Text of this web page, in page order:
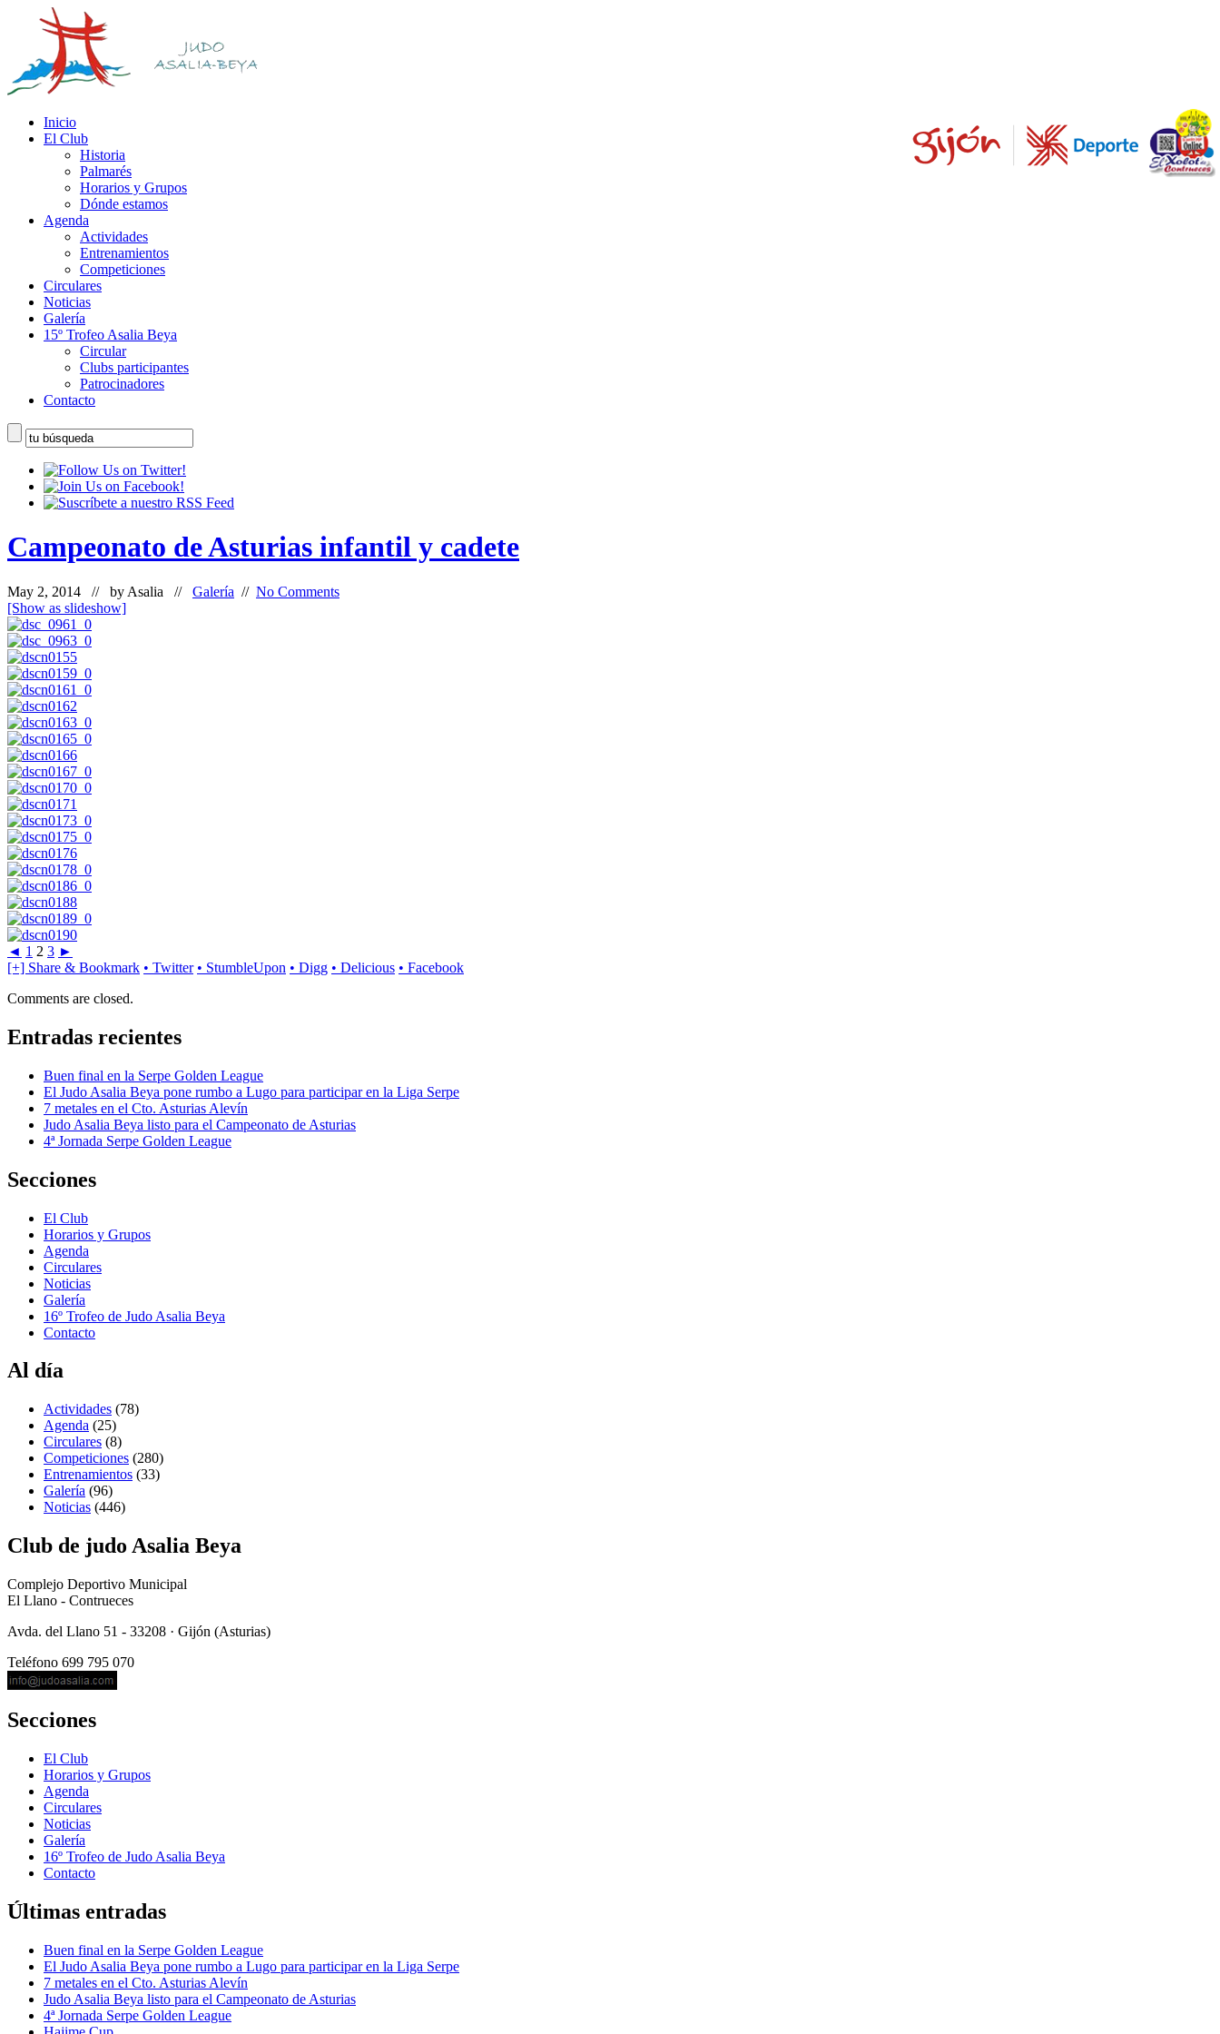
Inicio
El Club
Historia
Palmarés
Horarios y Grupos
Dónde estamos
Agenda
Actividades
Entrenamientos
Competiciones
Circulares
Noticias
Galería
15º Trofeo Asalia Beya
Circular
Clubs participantes
Patrocinadores
Contacto
Campeonato de Asturias infantil y cadete
May 2, 2014 // by Asalia // Galería // No Comments
[Show as slideshow]
◄ 1 2 3 ►
[+] Share & Bookmark • Twitter • StumbleUpon • Digg • Delicious • Facebook
Comments are closed.
Entradas recientes
Buen final en la Serpe Golden League
El Judo Asalia Beya pone rumbo a Lugo para participar en la Liga Serpe
7 metales en el Cto. Asturias Alevín
Judo Asalia Beya listo para el Campeonato de Asturias
4ª Jornada Serpe Golden League
Secciones
El Club
Horarios y Grupos
Agenda
Circulares
Noticias
Galería
16º Trofeo de Judo Asalia Beya
Contacto
Al día
Actividades (78)
Agenda (25)
Circulares (8)
Competiciones (280)
Entrenamientos (33)
Galería (96)
Noticias (446)
Club de judo Asalia Beya
Complejo Deportivo Municipal
El Llano - Contrueces
Avda. del Llano 51 - 33208 · Gijón (Asturias)
Teléfono 699 795 070
Secciones
El Club
Horarios y Grupos
Agenda
Circulares
Noticias
Galería
16º Trofeo de Judo Asalia Beya
Contacto
Últimas entradas
Buen final en la Serpe Golden League
El Judo Asalia Beya pone rumbo a Lugo para participar en la Liga Serpe
7 metales en el Cto. Asturias Alevín
Judo Asalia Beya listo para el Campeonato de Asturias
4ª Jornada Serpe Golden League